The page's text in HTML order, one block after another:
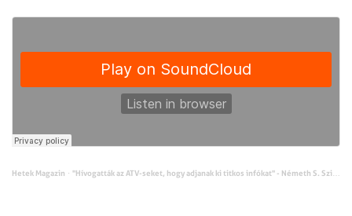
Hetek Magazin · "Hívogatták az ATV-seket, hogy adjanak ki titkos infókat" - Németh S. Szilárd az ATV-t ért vádakról